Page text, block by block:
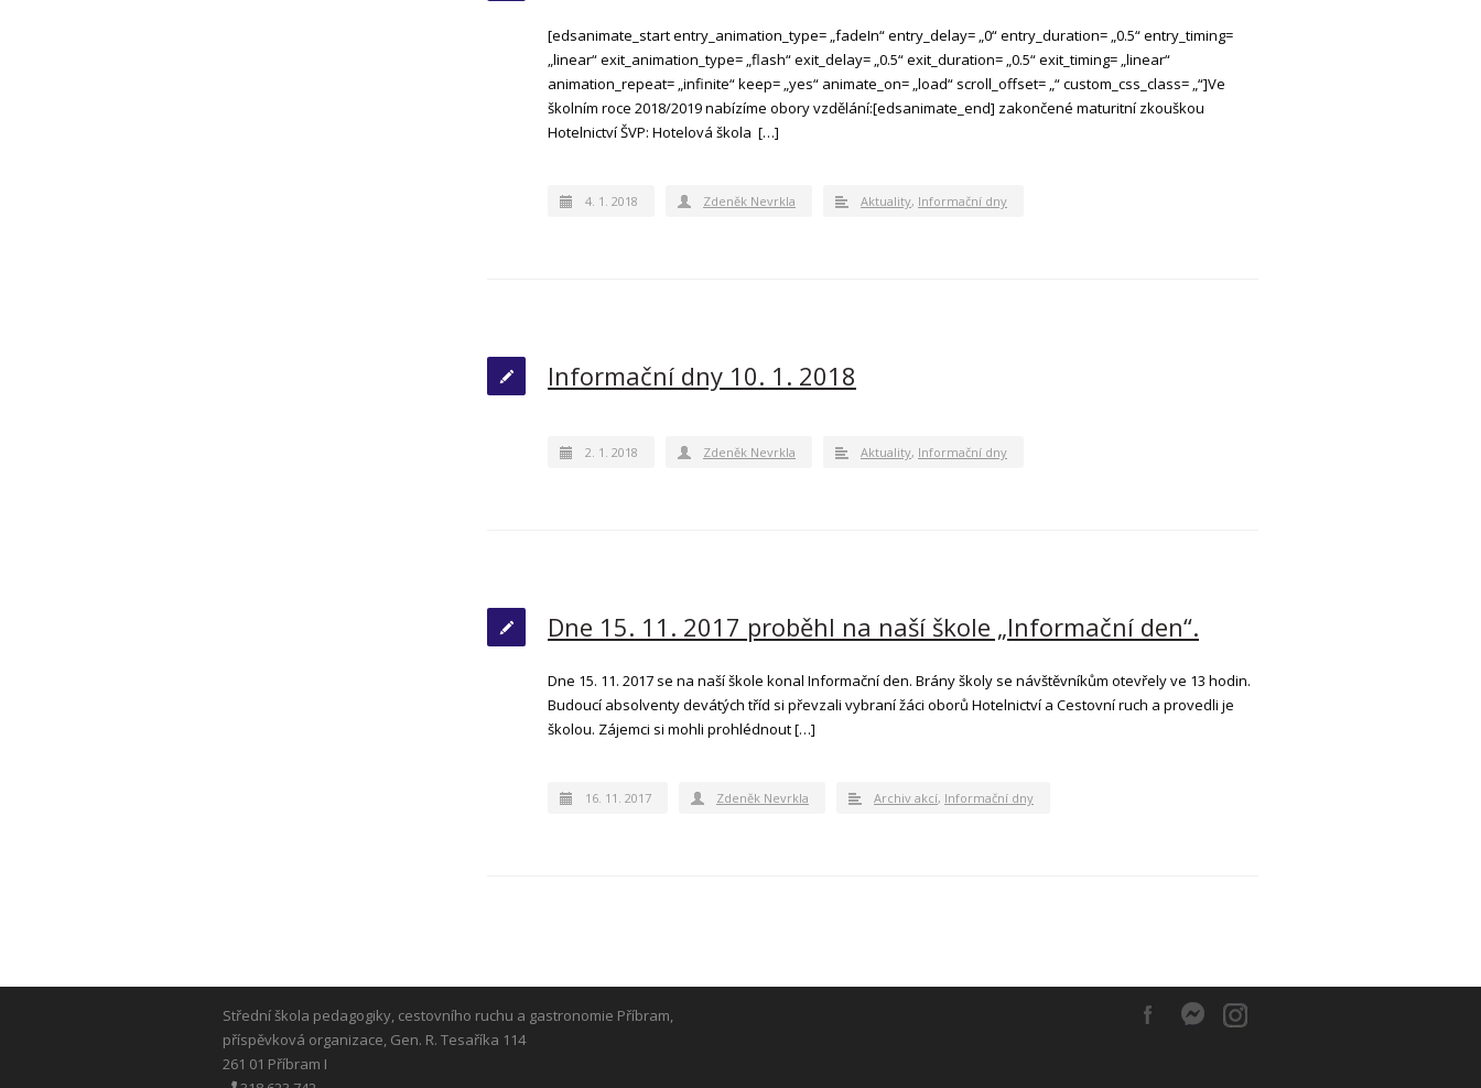
[edsanimate_start entry_animation_type= „fadeIn“ entry_delay= „0“ entry_duration= „0.5“ entry_timing=
„linear“ exit_animation_type= „flash“ exit_delay= „0.5“ exit_duration= „0.5“ exit_timing= „linear“
animation_repeat= „infinite“ keep= „yes“ animate_on= „load“ scroll_offset= „“ custom_css_class= „“]Ve
školním roce 2018/2019 nabízíme obory vzdělání:[edsanimate_end] zakončené maturitní zkouškou
Hotelnictví ŠVP: Hotelová škola […]
4. 1. 2018 Zdeněk Nevrkla Aktuality, Informační dny
Informační dny 10. 1. 2018
2. 1. 2018 Zdeněk Nevrkla Aktuality, Informační dny
Dne 15. 11. 2017 proběhl na naší škole „Informační den“.
Dne 15. 11. 2017 se na naší škole konal Informační den. Brány školy se návštěvníkům otevřely ve 13 hodin.
Budoucí absolventy devátých tříd si převzali vybraní žáci oborů Hotelnictví a Cestovní ruch a provedli je
školou. Zájemci si mohli prohlédnout […]
16. 11. 2017 Zdeněk Nevrkla Archiv akcí, Informační dny
Střední škola pedagogiky, cestovního ruchu a gastronomie Příbram,
příspěvková organizace, Gen. R. Tesaříka 114
261 01 Příbram I